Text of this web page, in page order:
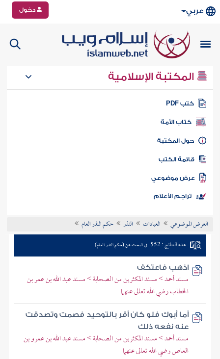
عربي دخول
المكتبة الإسلامية
كتب PDF
كتاب الأمة
المكتبة
الكتب
موضوعي
تراجم الأعلام
العرض الموضوعي العبادات النذر حكم النذر العام
عدد النتائج : 552 في البحث عن (حكم النذر العام)
اذهب فاعتكف
مسند أحمد > مسند المكثرين من الصحابة > مسند عبد الله بن عمر بن
الخطاب رضي الله تعالى عنهما
أما أبوك فلو كان أقر بالتوحيد فصمت وتصدقت
عنه نفعه ذلك
مسند أحمد > مسند المكثرين من الصحابة > مسند عبد الله بن عمرو بن
العاص رضي الله تعالى عنهما